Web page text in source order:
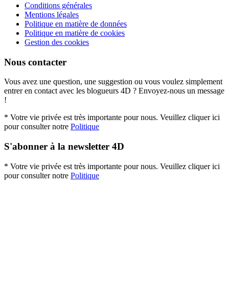
Conditions générales
Mentions légales
Politique en matière de données
Politique en matière de cookies
Gestion des cookies
Nous contacter
Vous avez une question, une suggestion ou vous voulez simplement
entrer en contact avec les blogueurs 4D ? Envoyez-nous un message
!
* Votre vie privée est très importante pour nous. Veuillez cliquer ici
pour consulter notre Politique
S'abonner à la newsletter 4D
* Votre vie privée est très importante pour nous. Veuillez cliquer ici
pour consulter notre Politique